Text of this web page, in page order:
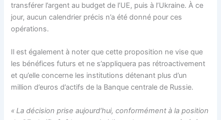
transférer l’argent au budget de l’UE, puis à l’Ukraine. À ce
jour, aucun calendrier précis n’a été donné pour ces
opérations.
Il est également à noter que cette proposition ne vise que
les bénéfices futurs et ne s’appliquera pas rétroactivement
et qu’elle concerne les institutions détenant plus d’un
million d’euros d’actifs de la Banque centrale de Russie.
« La décision prise aujourd’hui, conformément à la position